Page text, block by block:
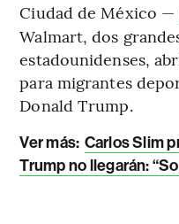
Ciudad de México —
Walmart, dos
estadounidenses,
para migrantes
Donald Trump.
Ver más: Carlos Slim
Trump no llegarán: